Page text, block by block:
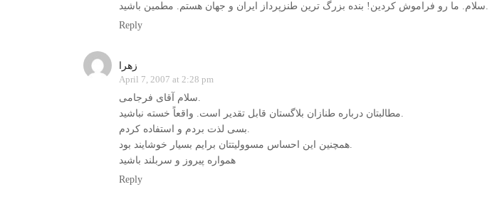
سلام. ما رو فراموش کردین! بنده بزرگ ترین طنزپرداز ایران و جهان هستم. مطمین باشید.
Reply
زهرا
April 7, 2007 at 2:28 pm
سلام آقای فرجامی.
مطالبتان درباره طنازان بلاگستان قابل تقدیر است. واقعاً خسته نباشید.
بسی لذت بردم و استفاده کردم.
همچنین این احساس مسوولیتتان برایم بسیار خوشایند بود.
همواره پیروز و سربلند باشید
Reply